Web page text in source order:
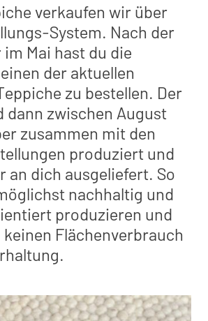
verkaufen wir über
System. Nach der
Mai hast du die
der aktuellen
zu bestellen. Der
dann zwischen August
zusammen mit den
produziert und
an dich ausgeliefert. So
nachhaltig und
produzieren und
Flächenverbrauch